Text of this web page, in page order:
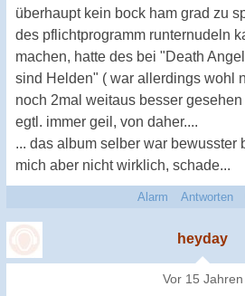
überhaupt kein bock ham grad zu
des pflichtprogramm runternudeln
machen, hatte des bei "Death
sind Helden" ( war allerdings wohl
noch 2mal weitaus besser
egtl. immer geil, von daher....
... das album selber war bewusster
mich aber nicht wirklich, schade...
Alarm Antworten
heyday
Vor 15 Jahren